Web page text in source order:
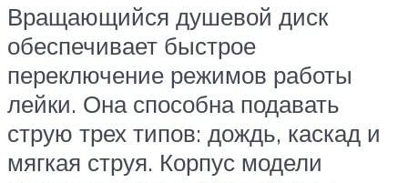
Вращающийся душевой диск
обеспечивает быстрое
переключение режимов работы
лейки. Она способна подавать
струю трех типов: дождь, каскад и
мягкая струя. Корпус модели